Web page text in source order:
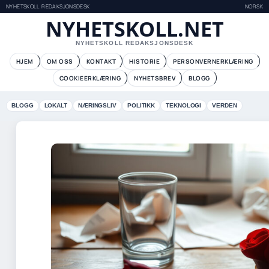
NYHETSKOLL REDAKSJONSDESK NORSK
NYHETSKOLL.NET
NYHETSKOLL REDAKSJONSDESK
HJEM OM OSS KONTAKT HISTORIE
PERSONVERNERKLÆRING
COOKIEERKLÆRING
NYHETSBREV BLOGG
BLOGG LOKALT NÆRINGSLIV POLITIKK TEKNOLOGI VERDEN